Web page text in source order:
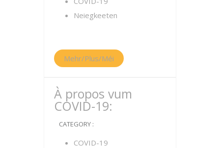
Neiegkeeten
Mehr/Plus/Méi
À propos vum
COVID-19:
CATEGORY :
COVID-19